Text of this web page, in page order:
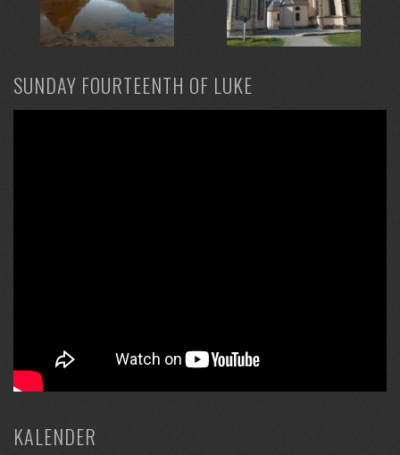
SUNDAY FOURTEENTH OF LUKE
KALENDER